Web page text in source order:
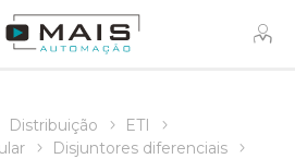
Distribuição
ETI
Disjuntores diferenciais